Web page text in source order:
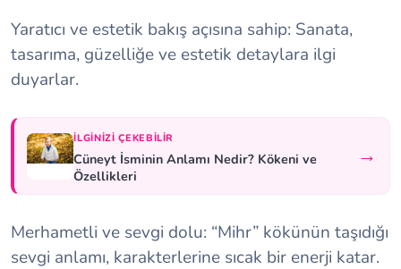
Yaratıcı ve estetik bakış açısına sahip: Sanata,
tasarıma, güzelliğe ve estetik detaylara ilgi
duyarlar.
İLGINIZI ÇEKEBILIR
Cüneyt İsminin Anlamı Nedir? Kökeni ve
Özellikleri
→
Merhametli ve sevgi dolu: “Mihr” kökünün taşıdığı
sevgi anlamı, karakterlerine sıcak bir enerji katar.